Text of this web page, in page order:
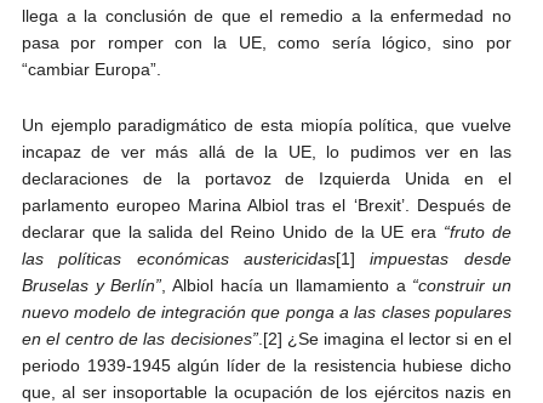
llega a la conclusión de que el remedio a la enfermedad no
pasa por romper con la UE, como sería lógico, sino por
“cambiar Europa”.
Un ejemplo paradigmático de esta miopía política, que vuelve
incapaz de ver más allá de la UE, lo pudimos ver en las
declaraciones de la portavoz de Izquierda Unida en el
parlamento europeo Marina Albiol tras el ‘Brexit’. Después de
declarar que la salida del Reino Unido de la UE era “fruto de
las políticas económicas austericidas[1]impuestas desde
Bruselas y Berlín” , Albiol hacía un llamamiento a “construir un
nuevo modelo de integración que ponga a las clases populares
en el centro de las decisiones”.[2] ¿Se imagina el lector si en el
periodo 1939-1945 algún líder de la resistencia hubiese dicho
que, al ser insoportable la ocupación de los ejércitos nazis en